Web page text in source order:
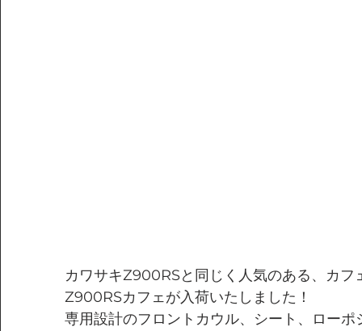
カワサキZ900RSと同じく人気のある、カフ
Z900RSカフェが入荷いたしました！
専用設計のフロントカウル、シート、ロー